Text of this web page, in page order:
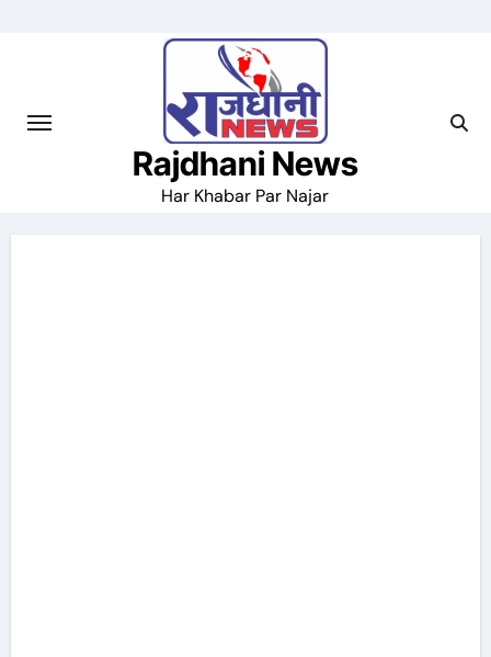
Rajdhani News
Har Khabar Par Najar